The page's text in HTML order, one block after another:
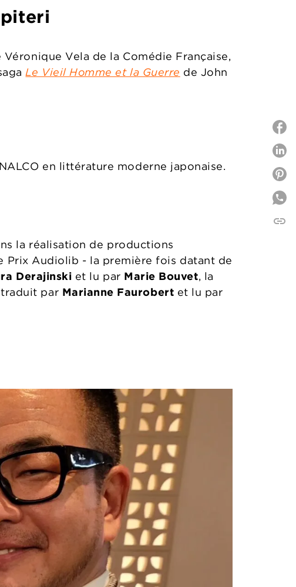
Vela de la Comédie Française,
Le Vieil Homme et la Guerre de John
en littérature moderne japonaise.
la réalisation de productions
Audiolib - la première fois datant de
Derajinski et lu par Marie Bouvet, la
traduit par Marianne Faurobert et lu par
link